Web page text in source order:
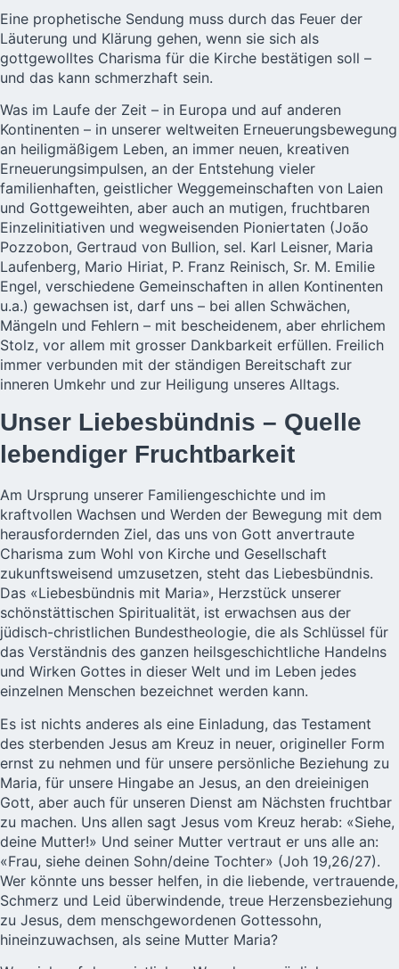
Eine prophetische Sendung muss durch das Feuer der
Läuterung und Klärung gehen, wenn sie sich als
gottgewolltes Charisma für die Kirche bestätigen soll –
und das kann schmerzhaft sein.
Was im Laufe der Zeit – in Europa und auf anderen
Kontinenten – in unserer weltweiten Erneuerungsbewegung
an heiligmäßigem Leben, an immer neuen, kreativen
Erneuerungsimpulsen, an der Entstehung vieler
familienhaften, geistlicher Weggemeinschaften von Laien
und Gottgeweihten, aber auch an mutigen, fruchtbaren
Einzelinitiativen und wegweisenden Pioniertaten (João
Pozzobon, Gertraud von Bullion, sel. Karl Leisner, Maria
Laufenberg, Mario Hiriat, P. Franz Reinisch, Sr. M. Emilie
Engel, verschiedene Gemeinschaften in allen Kontinenten
u.a.) gewachsen ist, darf uns – bei allen Schwächen,
Mängeln und Fehlern – mit bescheidenem, aber ehrlichem
Stolz, vor allem mit grosser Dankbarkeit erfüllen. Freilich
immer verbunden mit der ständigen Bereitschaft zur
inneren Umkehr und zur Heiligung unseres Alltags.
Unser Liebesbündnis – Quelle
lebendiger Fruchtbarkeit
Am Ursprung unserer Familiengeschichte und im
kraftvollen Wachsen und Werden der Bewegung mit dem
herausfordernden Ziel, das uns von Gott anvertraute
Charisma zum Wohl von Kirche und Gesellschaft
zukunftsweisend umzusetzen, steht das Liebesbündnis.
Das «Liebesbündnis mit Maria», Herzstück unserer
schönstättischen Spiritualität, ist erwachsen aus der
jüdisch-christlichen Bundestheologie, die als Schlüssel für
das Verständnis des ganzen heilsgeschichtliche Handelns
und Wirken Gottes in dieser Welt und im Leben jedes
einzelnen Menschen bezeichnet werden kann.
Es ist nichts anderes als eine Einladung, das Testament
des sterbenden Jesus am Kreuz in neuer, origineller Form
ernst zu nehmen und für unsere persönliche Beziehung zu
Maria, für unsere Hingabe an Jesus, an den dreieinigen
Gott, aber auch für unseren Dienst am Nächsten fruchtbar
zu machen. Uns allen sagt Jesus vom Kreuz herab: «Siehe,
deine Mutter!» Und seiner Mutter vertraut er uns alle an:
«Frau, siehe deinen Sohn/deine Tochter» (Joh 19,26/27).
Wer könnte uns besser helfen, in die liebende, vertrauende,
Schmerz und Leid überwindende, treue Herzensbeziehung
zu Jesus, dem menschgewordenen Gottessohn,
hineinzuwachsen, als seine Mutter Maria?